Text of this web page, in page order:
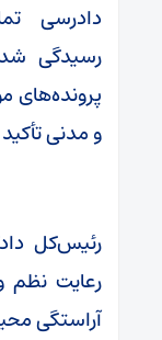
دادرسی
رسیدگی
پرونده‌های
و مدنی
رئیس‌کل
رعایت نظم
آراستگی